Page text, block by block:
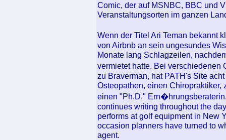
Comic, der auf MSNBC, BBC und
Veranstaltungsorten im ganzen
Wenn der Titel Ari Teman bekannt
von Airbnb an sein ungesundes
Monate lang Schlagzeilen,
vermietet hatte. Bei
zu Braverman, hat PATH's Site
Osteopathen, einen
einen "Ph.D."
continues writing throughout the
performs at golf equipment in New
occasion planners have turned to
agent.